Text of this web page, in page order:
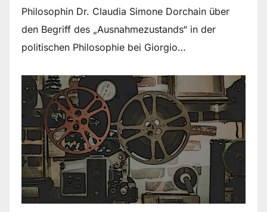
Philosophin Dr. Claudia Simone Dorchain über
den Begriff des „Ausnahmezustands“ in der
politischen Philosophie bei Giorgio…